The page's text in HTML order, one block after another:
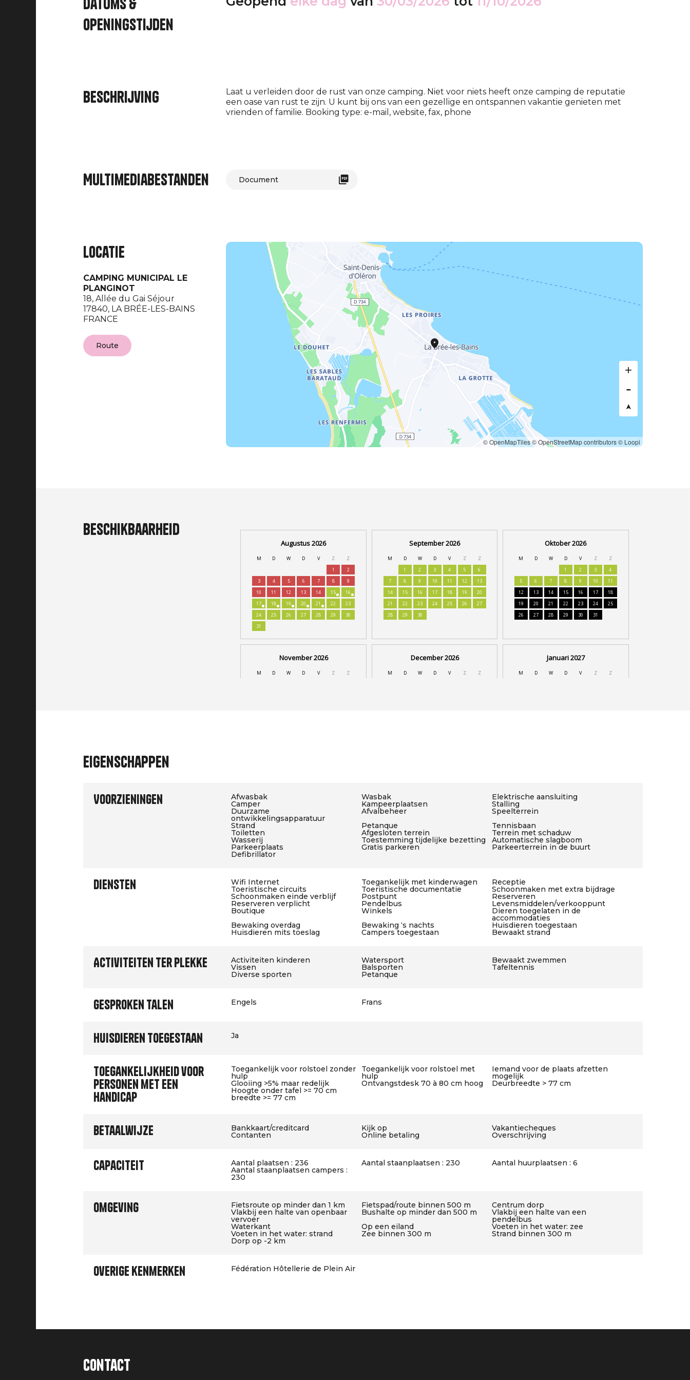
openingstijden
Beschrijving
Laat u verleiden door de rust van onze camping. Niet voor niets heeft onze camping de reputatie
een oase van rust te zijn. U kunt bij ons van een gezellige en ontspannen vakantie genieten met
vrienden of familie. Booking type: e-mail, website, fax, phone
Multimediabestanden Document
Locatie
CAMPING MUNICIPAL LE
PLANGINOT
18, Allée du Gai Séjour
17840, LA BRÉE-LES-BAINS
FRANCE
Route
© OpenMapTiles© OpenStreetMap contributors© Loopi
Beschikbaarheid
Eigenschappen
Voorzieningen Afwasbak Wasbak Elektrische aansluiting
Camper Kampeerplaatsen Stalling
Duurzame
ontwikkelingsapparatuur
Afvalbeheer
Speelterrein
Strand
Petanque Tennisbaan
Toiletten Afgesloten terrein Terrein met schaduw
Wasserij Toestemming tijdelijke bezetting Automatische slagboom
Parkeerplaats Gratis parkeren Parkeerterrein in de buurt
Defibrillator
Diensten Wifi Internet Toegankelijk met kinderwagen Receptie
Toeristische circuits Toeristische documentatie Schoonmaken met extra bijdrage
Schoonmaken einde verblijf Postpunt Reserveren
Reserveren verplicht Pendelbus Levensmiddelen/verkooppunt
Boutique Winkels Dieren toegelaten in de
accommodaties
Bewaking overdag Bewaking ‘s nachts Huisdieren toegestaan
Huisdieren mits toeslag Campers toegestaan Bewaakt strand
Activiteiten ter plekke Activiteiten kinderen Watersport Bewaakt zwemmen
Vissen Balsporten Tafeltennis
Diverse sporten Petanque
Gesproken talen Engels Frans
Huisdieren toegestaan Ja
Toegankelijkheid voor
personen met een
handicap
Toegankelijk voor rolstoel zonder
hulp
Toegankelijk voor rolstoel met
hulp
Iemand voor de plaats afzetten
mogelijk
Glooiing >5% maar redelijk Ontvangstdesk 70 à 80 cm hoog Deurbreedte > 77 cm
Hoogte onder tafel >= 70 cm
breedte >= 77 cm
Betaalwijze Bankkaart/creditcard Kijk op Vakantiecheques
Contanten Online betaling Overschrijving
Capaciteit Aantal plaatsen : 236 Aantal staanplaatsen : 230 Aantal huurplaatsen : 6
Aantal staanplaatsen campers :
230
Omgeving Fietsroute op minder dan 1 km Fietspad/route binnen 500 m Centrum dorp
Vlakbij een halte van openbaar
vervoer
Bushalte op minder dan 500 m Vlakbij een halte van een
pendelbus
Waterkant Op een eiland Voeten in het water: zee
Voeten in het water: strand Zee binnen 300 m Strand binnen 300 m
Dorp op -2 km
Overige kenmerken Fédération Hôtellerie de Plein Air
Contact